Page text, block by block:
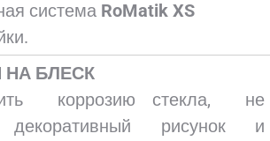
система RoMatik XS
БЛЕСК
коррозию стекла, не
декоративный рисунок и